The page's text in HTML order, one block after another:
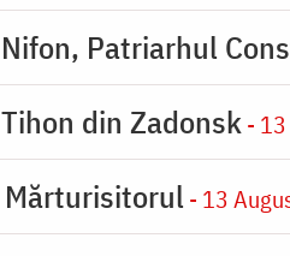
Patriarhul
din Zadonsk -
- 13